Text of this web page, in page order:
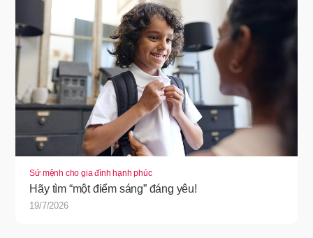
Sứ mệnh cho gia đình hạnh phúc
Hãy tìm “một điểm sáng” đáng yêu!
19/7/2026